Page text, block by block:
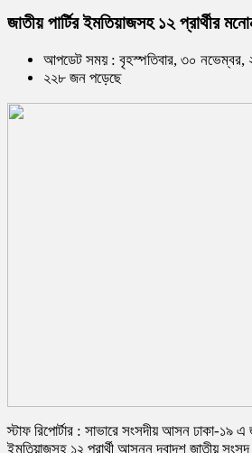
জাতীয় পার্টির ইমতিয়াজসহ ১২ প্রার্থীর
আপডেট সময় : বৃহস্পতিবার, ৩০ নভেম্বর,
২২৮ জন পড়েছে
স্টাফ রিপোর্টার : সাভারে সংসদীয় আসন ঢাকা-১৯ এ
ইমতিয়াজসহ ১২ প্রার্থী আসন্ন দ্বাদশ জাতীয় সংসদ